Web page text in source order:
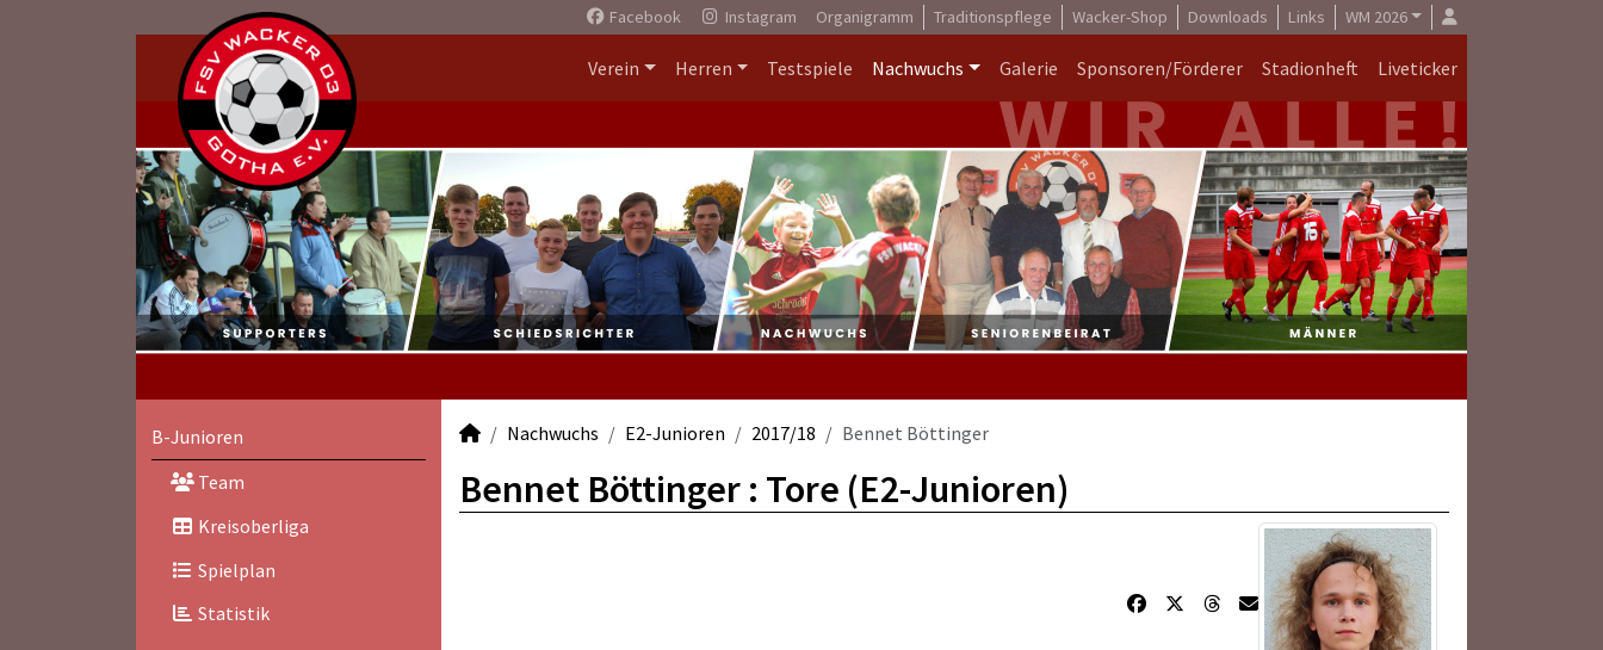
Facebook Instagram Organigramm Traditionspflege Wacker-Shop Downloads Links WM 2026
Verein Herren Testspiele Nachwuchs Galerie Sponsoren/Förderer Stadionheft Liveticker
B-Junioren
Team
Kreisoberliga
Spielplan
Statistik
Nachwuchs E2-Junioren 2017/18 Bennet Böttinger
Bennet Böttinger : Tore (E2-Junioren)